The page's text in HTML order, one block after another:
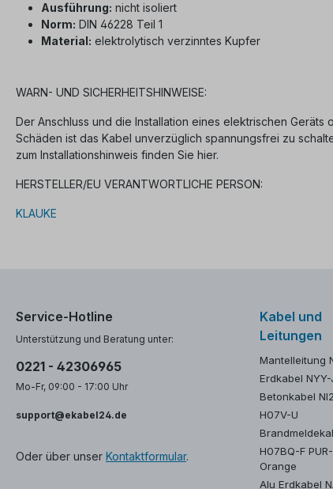
Ausführung: nicht isoliert
Norm: DIN 46228 Teil 1
Material: elektrolytisch verzinntes Kupfer
WARN- UND SICHERHEITSHINWEISE:
Der Anschluss und die Installation eines elektrischen
Schäden ist das Kabel unverzüglich spannungsfrei zu
zum Installationshinweis finden Sie hier.
HERSTELLER/EU VERANTWORTLICHE PERSON:
KLAUKE
Service-Hotline
Unterstützung und Beratung unter:
0221 - 42306965
Mo-Fr, 09:00 - 17:00 Uhr
support@ekabel24.de
Oder über unser Kontaktformular.
Kabel und
Leitungen
Mantelleitung
Erdkabel NYY-
Betonkabel
H07V-U
H07BQ-F
Orange
Alu Erdkabel